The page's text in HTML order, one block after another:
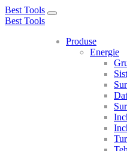
Best Tools
Toggle
Best Tools
Produse
Energie